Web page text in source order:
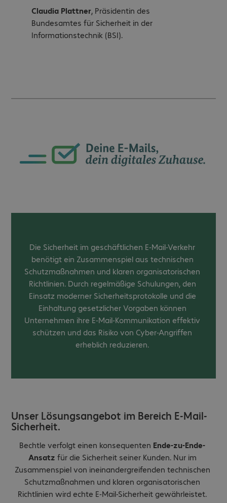
Claudia Plattner, Präsidentin des
Bundesamtes für Sicherheit in der
Informationstechnik (BSI).
Die Sicherheit im geschäftlichen E-Mail-Verkehr
benötigt ein Zusammenspiel aus technischen
Schutzmaßnahmen und klaren organisatorischen
Richtlinien. Durch regelmäßige Schulungen, den
Einsatz moderner Sicherheitsprotokolle und die
Einhaltung gesetzlicher Vorgaben können
Unternehmen ihre E-Mail-Kommunikation effektiv
schützen und das Risiko von Cyber-Angriffen
erheblich reduzieren.
Unser Lösungsangebot im Bereich E-Mail-
Sicherheit.
Bechtle verfolgt einen konsequenten Ende-zu-Ende-
Ansatz für die Sicherheit seiner Kunden. Nur im
Zusammenspiel von ineinandergreifenden technischen
Schutzmaßnahmen und klaren organisatorischen
Richtlinien wird echte E-Mail-Sicherheit gewährleistet.